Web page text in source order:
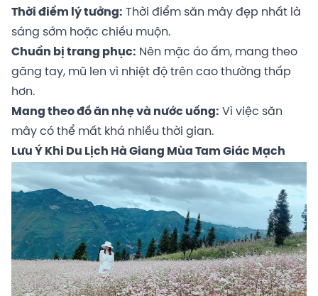
Thời điểm lý tưởng: Thời điểm săn mây đẹp nhất là
sáng sớm hoặc chiều muộn.
Chuẩn bị trang phục: Nên mặc áo ấm, mang theo
găng tay, mũ len vì nhiệt độ trên cao thường thấp
hơn.
Mang theo đồ ăn nhẹ và nước uống: Vì việc săn
mây có thể mất khá nhiều thời gian.
Lưu Ý Khi Du Lịch Hà Giang Mùa Tam Giác Mạch